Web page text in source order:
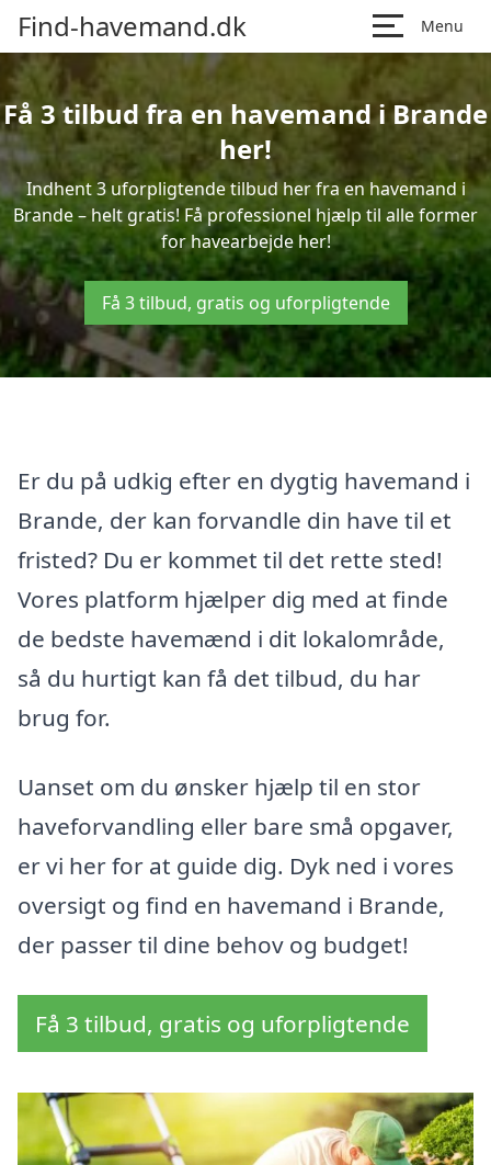
Find-havemand.dk Menu
Få 3 tilbud fra en havemand i Brande
her!
Indhent 3 uforpligtende tilbud her fra en havemand i
Brande – helt gratis! Få professionel hjælp til alle former
for havearbejde her!
Få 3 tilbud, gratis og uforpligtende
Er du på udkig efter en dygtig havemand i
Brande, der kan forvandle din have til et
fristed? Du er kommet til det rette sted!
Vores platform hjælper dig med at finde
de bedste havemænd i dit lokalområde,
så du hurtigt kan få det tilbud, du har
brug for.
Uanset om du ønsker hjælp til en stor
haveforvandling eller bare små opgaver,
er vi her for at guide dig. Dyk ned i vores
oversigt og find en havemand i Brande,
der passer til dine behov og budget!
Få 3 tilbud, gratis og uforpligtende